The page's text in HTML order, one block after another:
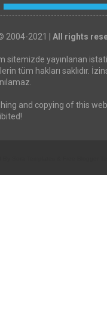
2004-2021 | All rights
sitemizde yayınlanan
tüm hakları saklıdır.
and copying of this